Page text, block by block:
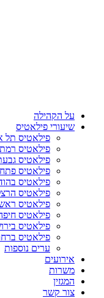
על הקהילה
שיעורי פילאטיס
פילאטיס תל
פילאטיס רמת
פילאטיס
פילאטיס
פילאטיס
פילאטיס
פילאטיס
פילאטיס
פילאטיס
פילאטיס
ערים נוספות
אירועים
משרות
המגזין
צור קשר